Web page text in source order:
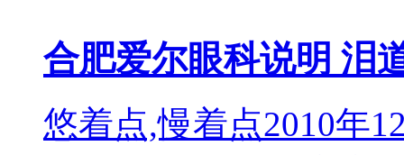
合肥爱尔眼科说明 泪
悠着点,慢着点2010年